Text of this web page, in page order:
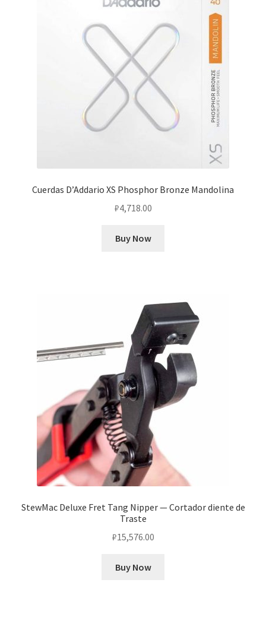
Cuerdas D’Addario XS Phosphor Bronze Mandolina
₽4,718.00
Buy Now
StewMac Deluxe Fret Tang Nipper — Cortador diente de
Traste
₽15,576.00
Buy Now